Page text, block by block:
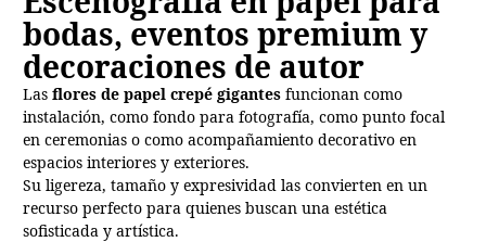
bodas, eventos premium y
decoraciones de autor
Lasflores de papel crepé gigantes funcionan como
instalación, como fondo para fotografía, como punto focal
en ceremonias o como acompañamiento decorativo en
espacios interiores y exteriores.
Su ligereza, tamaño y expresividad las convierten en un
recurso perfecto para quienes buscan una estética
sofisticada y artística.